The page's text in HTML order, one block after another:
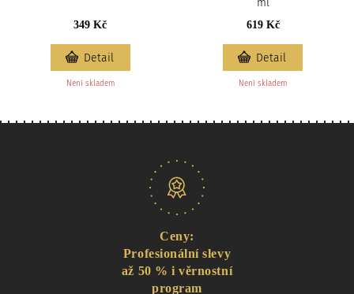
349 Kč
Není skladem
Detail
ml
619 Kč
Není skladem
Detail
Ceny:
Profesionální slevy
až 50 % i věrnostní
program